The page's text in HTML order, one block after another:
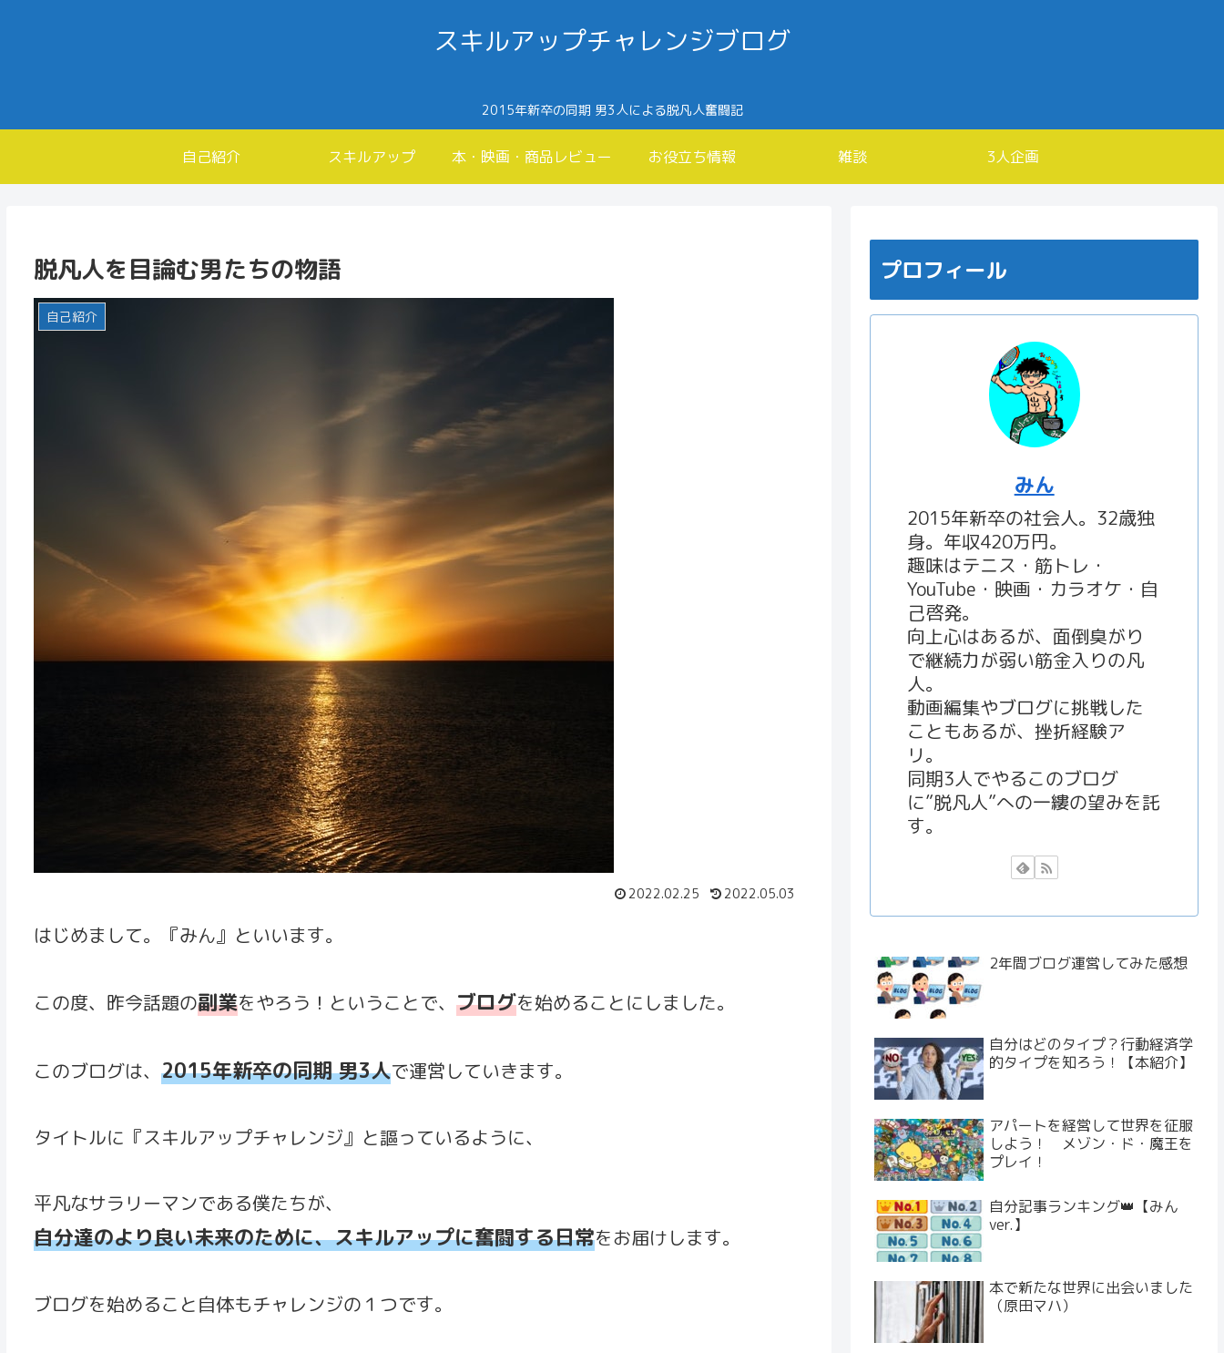
スキルアップチャレンジブログ
2015年新卒の同期 男3人による脱凡人奮闘記
自己紹介 スキルアップ 本・映画・商品レビュー お役立ち情報 雑談 3人企画
脱凡人を目論む男たちの物語
自己紹介
2022.02.25 2022.05.03
はじめまして。『みん』といいます。
この度、昨今話題の副業をやろう！ということで、 ブログを始めることにしました。
このブログは、 2015年新卒の同期 男3人で運営していきます。
タイトルに『スキルアップチャレンジ』と謳っているように、
平凡なサラリーマンである僕たちが、
自分達のより良い未来のために、スキルアップに奮闘する日常をお届けします。
ブログを始めること自体もチャレンジの１つです。
プロフィール
みん
2015年新卒の社会人。32歳独
身。年収420万円。
趣味はテニス・筋トレ・
YouTube・映画・カラオケ・自
己啓発。
向上心はあるが、面倒臭がり
で継続力が弱い筋金入りの凡
人。
動画編集やブログに挑戦した
こともあるが、挫折経験ア
リ。
同期3人でやるこのブログ
に”脱凡人”への一縷の望みを託
す。
2年間ブログ運営してみた感想
自分はどのタイプ？行動経済学
的タイプを知ろう！【本紹介】
アパートを経営して世界を征服
しよう！ メゾン・ド・魔王を
プレイ！
自分記事ランキング👑【みん
ver.】
本で新たな世界に出会いました
（原田マハ）